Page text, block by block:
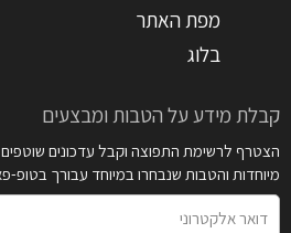
מפת האתר
בלוג
קבלת מידע על הטבות ומבצעים
הצטרף לרשימת התפוצה וקבל עדכונים
מיוחדות והטבות שנבחרו במיוחד עבורך בטופ-